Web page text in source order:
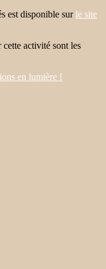
est disponible sur le site
cette activité sont les
en lumière !